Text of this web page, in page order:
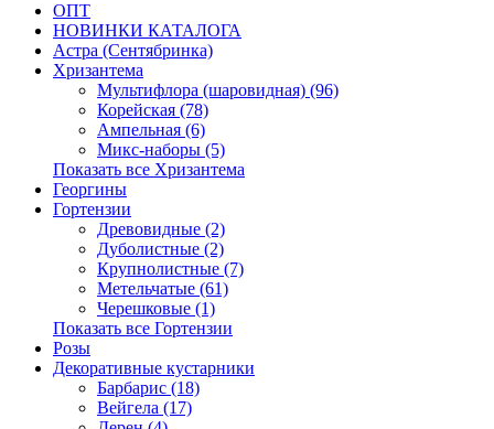
ОПТ
НОВИНКИ КАТАЛОГА
Астра (Сентябринка)
Хризантема
Мультифлора (шаровидная) (96)
Корейская (78)
Ампельная (6)
Микс-наборы (5)
Показать все Хризантема
Георгины
Гортензии
Древовидные (2)
Дуболистные (2)
Крупнолистные (7)
Метельчатые (61)
Черешковые (1)
Показать все Гортензии
Розы
Декоративные кустарники
Барбарис (18)
Вейгела (17)